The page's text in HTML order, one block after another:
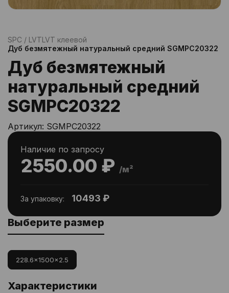
SPC / LVTLVT клеевой
Дуб безмятежный натуральный средний SGMPC20322
Дуб безмятежный
натуральный средний
SGMPC20322
Артикул: SGMPC20322
2550.00 ₽ /м²
Наличие по запросу
За упаковку: 10493 ₽
Выберите размер
228.6x1500x2.5
Характеристики